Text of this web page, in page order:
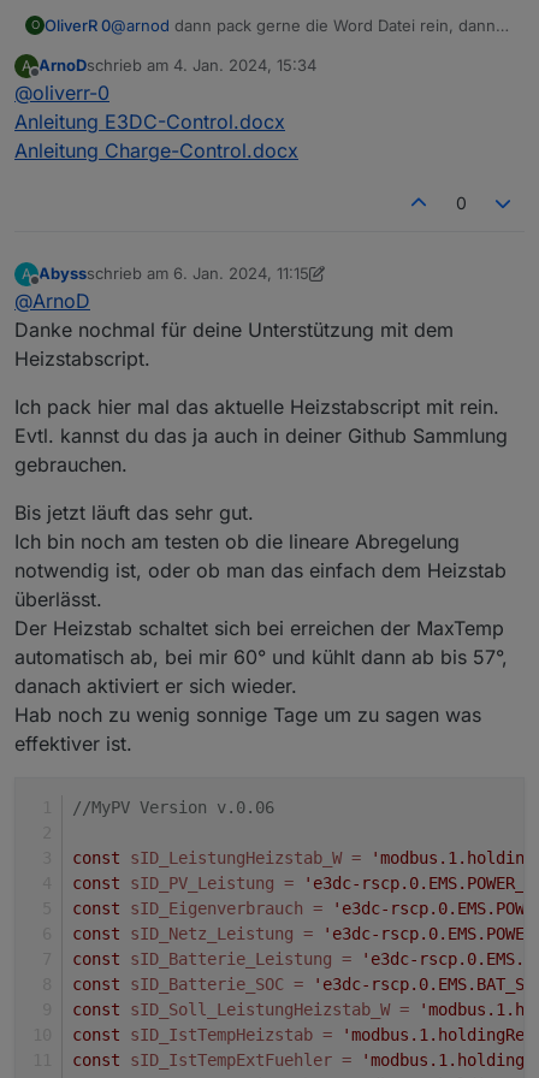
O OliverR 0@arnod dann pack gerne die Word Datei rein, dann
:-)
A
Offline
ArnoDschrieb am 4. Jan. 2024, 15:34
zuletzt editiert von
@oliverr-0
Anleitung E3DC-Control.docx
Anleitung Charge-Control.docx
0
A
Offline
Abyssschrieb am 6. Jan. 2024, 11:15
zuletzt editiert von Abyss 1. Juni 2024, 12:16
@ArnoD
Danke nochmal für deine Unterstützung mit dem
Heizstabscript.
Ich pack hier mal das aktuelle Heizstabscript mit rein.
Evtl. kannst du das ja auch in deiner Github Sammlung
gebrauchen.
Bis jetzt läuft das sehr gut.
Ich bin noch am testen ob die lineare Abregelung
notwendig ist, oder ob man das einfach dem Heizstab
überlässt.
Der Heizstab schaltet sich bei erreichen der MaxTemp
automatisch ab, bei mir 60° und kühlt dann ab bis 57°,
danach aktiviert er sich wieder.
Hab noch zu wenig sonnige Tage um zu sagen was
effektiver ist.
//MyPV Version v.0.06
const sID_LeistungHeizstab_W =
const
sID_PV_Leistung =
'e3dc-
const
sID_Eigenverbrauch =
'e3dc-
const
sID_Netz_Leistung =
'e3dc-
const
sID_Batterie_Leistung =
'e3dc-
const
sID_Batterie_SOC =
'e3dc-
const
sID_Soll_LeistungHeizstab_W =
const
sID_IstTempHeizstab =
const
sID_IstTempExtFuehler =